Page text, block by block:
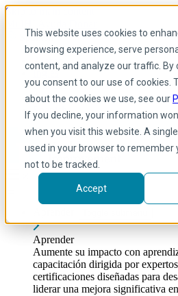
This website uses cookies to
browsing experience, serve
content, and analyze our traffic. By
you consent to our use of cookies.
about the cookies we use, see our
If you decline, your information
when you visit this website. A
used in your browser to remember
not to be tracked.
Accept
Skip to main content
Spanish
Arabic
Inglés
Francés
Portuguese
Spanish
Aprender
Aumente su impacto con
capacitación dirigida por
certificaciones diseñadas para
liderar una mejora significativa